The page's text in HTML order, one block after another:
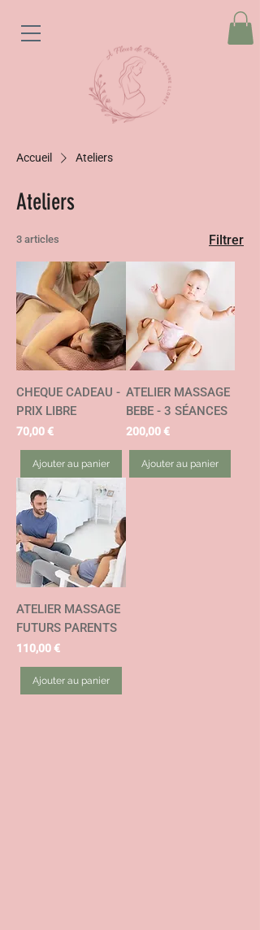
Accueil Ateliers
Ateliers
3 articles Filtrer
CHEQUE CADEAU -
PRIX LIBRE
Prix
70,00 €
Ajouter au panier
ATELIER MASSAGE
BEBE - 3 SÉANCES
Prix
200,00 €
Ajouter au panier
ATELIER MASSAGE
FUTURS PARENTS
Prix
110,00 €
Ajouter au panier